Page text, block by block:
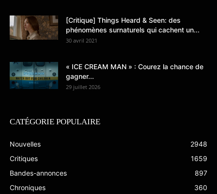
[Critique] Things Heard & Seen: des
phénomènes surnaturels qui cachent un...
30 avril 2021
« ICE CREAM MAN » : Courez la chance de
gagner...
29 juillet 2026
CATÉGORIE POPULAIRE
Nouvelles
2948
Critiques
1659
Bandes-annonces
897
Chroniques
360